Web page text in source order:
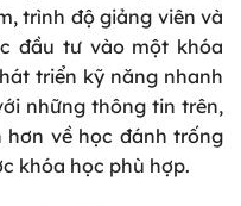
trình độ giảng viên và
đầu tư vào một khóa
triển kỹ năng nhanh
những thông tin trên,
hơn về học đánh trống
khóa học phù hợp.